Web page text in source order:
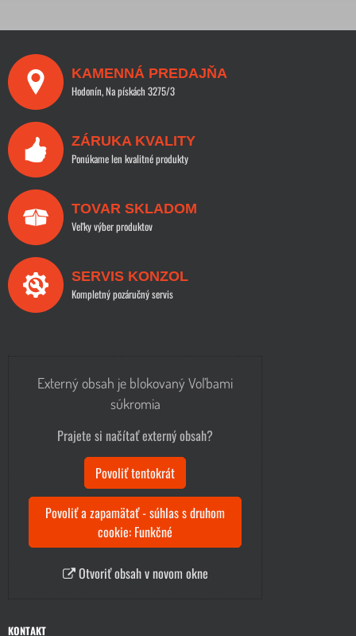
KAMENNÁ PREDAJŇA
Hodonín, Na pískách 3275/3
ZÁRUKA KVALITY
Ponúkame len kvalitné produkty
TOVAR SKLADOM
Veľky výber produktov
SERVIS KONZOL
Kompletný pozáručný servis
Externý obsah je blokovaný Voľbami
súkromia
Prajete si načítať externý obsah?
Povoliť tentokrát
Povoliť a zapamätať - súhlas s druhom
cookie: Funkčné
Otvoriť obsah v novom okne
KONTAKT